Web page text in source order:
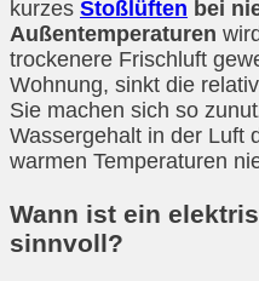
kurzes Stoßlüften bei
Außentemperaturen
trockenere Frischluft
Wohnung, sinkt die
Sie machen sich so
Wassergehalt in der Luft
warmen Temperaturen
Wann ist ein
sinnvoll?